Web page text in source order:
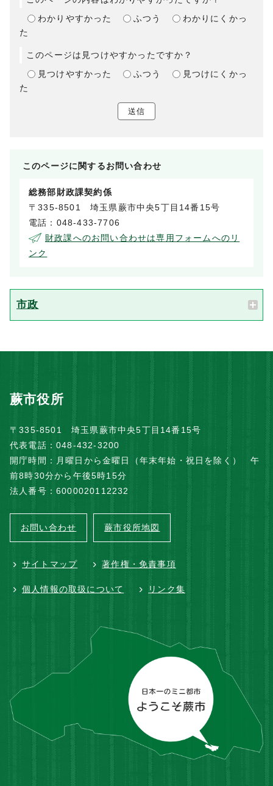
わかりやすかった
ふつう
わかりにくかっ
た
このページは見つけやすかったですか？
見つけやすかった
ふつう
見つけにくかっ
た
送信
このページに関するお問い合わせ
総務部財政課契約係
〒335-8501 埼玉県蕨市中央5丁目14番15号
電話：048-433-7706
財政課へのお問い合わせは専用フォームへのリ
ンク
市政
蕨市役所
〒335-8501 埼玉県蕨市中央5丁目14番15号
代表電話：048-432-3200
開庁時間：月曜日から金曜日（年末年始・祝日を除く） 午
前8時30分から午後5時15分
法人番号：6000020112232
お問い合わせ 蕨市役所地図
サイトマップ 著作権・免責事項
個人情報の取扱について リンク集